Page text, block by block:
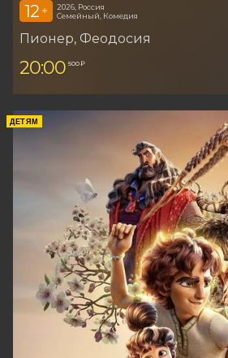
12 +
2026, Россия
Семейный, Комедия
Пионер, Феодосия
20:00 500 ₽
ДЕТЯМ